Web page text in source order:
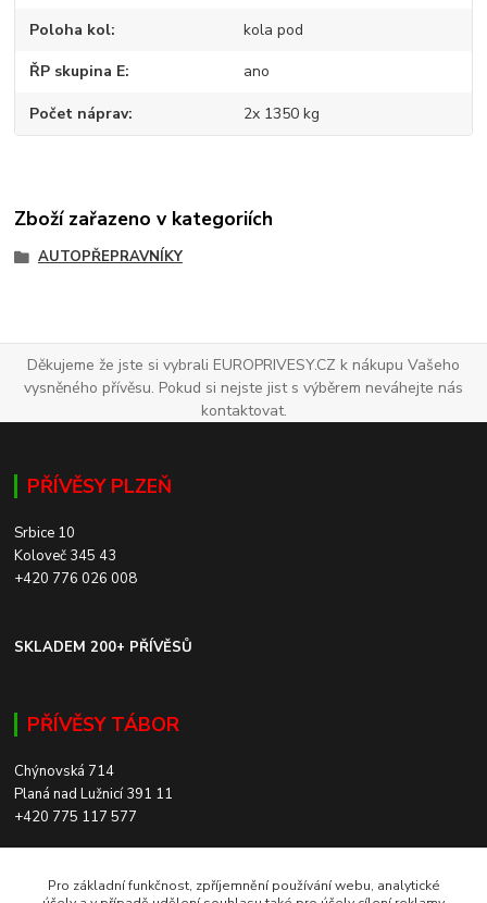
Pro základní funkčnost, zpříjemnění používání webu, analytické
Poloha kol kola pod
ŘP skupina E ano
Počet náprav 2x 1350 kg
Zboží zařazeno v kategoriích
AUTOPŘEPRAVNÍKY
Děkujeme že jste si vybrali EUROPRIVESY.CZ k nákupu Vašeho
vysněného přívěsu. Pokud si nejste jist s výběrem neváhejte nás
kontaktovat.
PŘÍVĚSY PLZEŇ
Srbice 10
Koloveč 345 43
+420 776 026 008
SKLADEM 200+ PŘÍVĚSŮ
PŘÍVĚSY TÁBOR
Chýnovská 714
Planá nad Lužnicí 391 11
+420 775 117 577
Pro základní funkčnost, zpříjemnění používání webu, analytické